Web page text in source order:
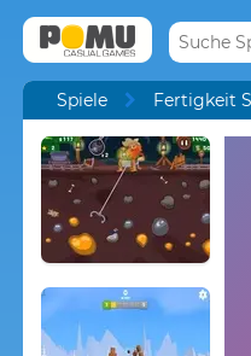
Spiele Fertigkeit